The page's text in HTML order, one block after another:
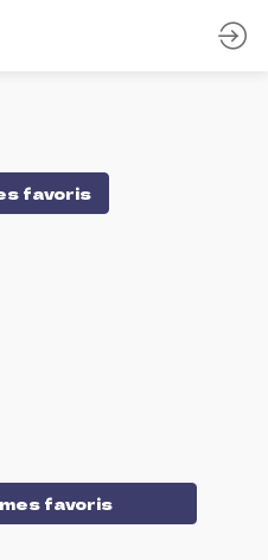
favoris
favoris